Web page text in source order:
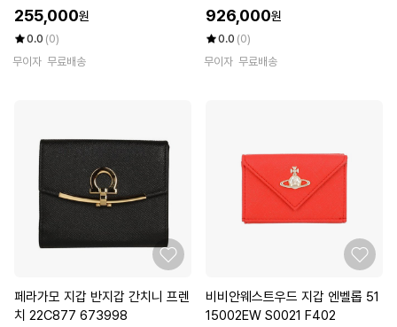
255,000원
0.0 (0)
무이자 무료배송
926,000원
0.0 (0)
무이자 무료배송
페라가모 지갑 반지갑 간치니 프렌
치 22C877 673998
비비안웨스트우드 지갑 엔벨롭 51
15002EW S0021 F402